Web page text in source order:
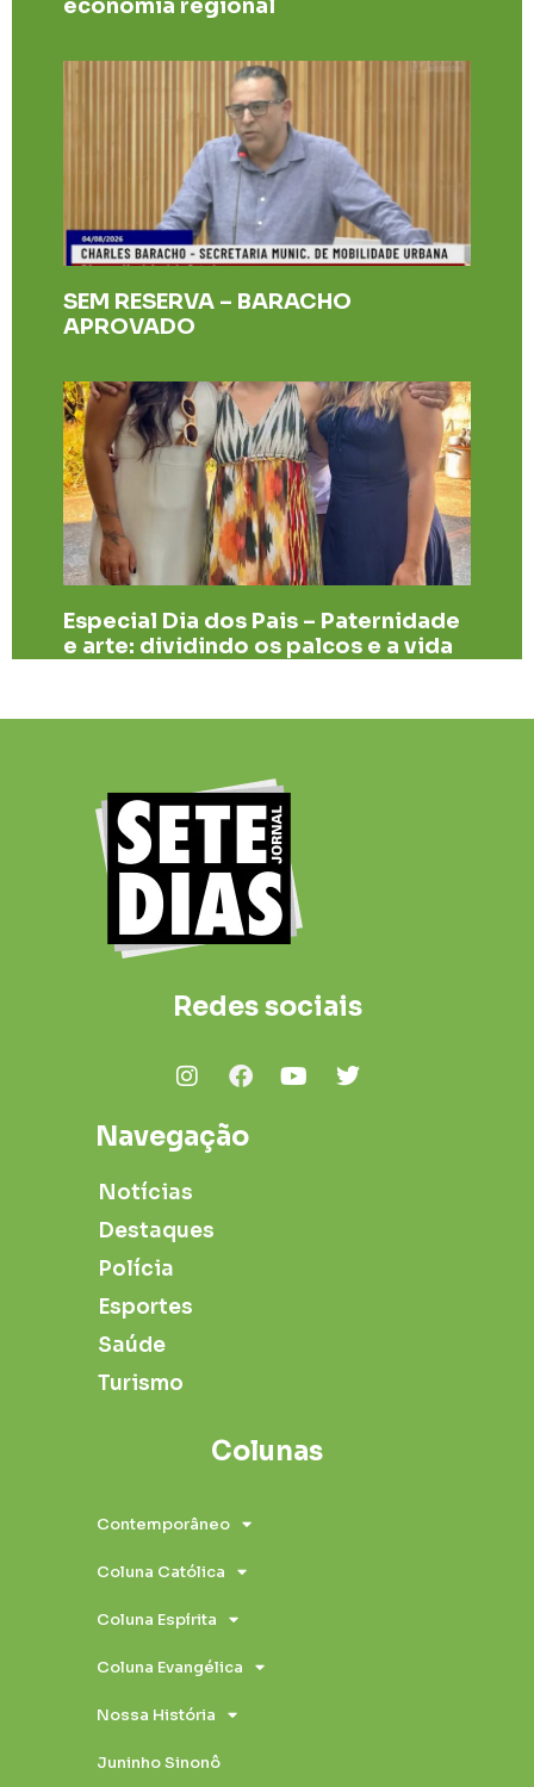
economia regional
SEM RESERVA – BARACHO
APROVADO
Especial Dia dos Pais – Paternidade
e arte: dividindo os palcos e a vida
Redes sociais
Navegação
Notícias
Destaques
Polícia
Esportes
Saúde
Turismo
Colunas
Contemporâneo
Coluna Católica
Coluna Espírita
Coluna Evangélica
Nossa História
Juninho Sinonô